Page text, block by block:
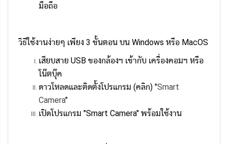
มือถือ
วิธีใช้งานง่ายๆ เพียง 3 ขั้นตอน บน Windows หรือ MacOS
เสียบสาย USB ของกล้องฯ เข้ากับ เครื่องคอมฯ หรือ
โน๊ตบุ๊ค
ดาวโหลดและติดตั้งโปรแกรม (คลิก) "Smart
Camera"
เปิดโปรแกรม "Smart Camera" พร้อมใช้งาน